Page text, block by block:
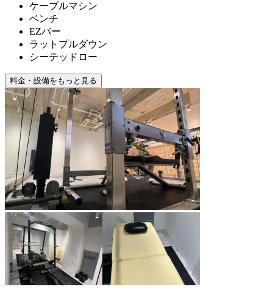
ケーブルマシン
ベンチ
EZバー
ラットプルダウン
シーテッドロー
料金・設備をもっと見る